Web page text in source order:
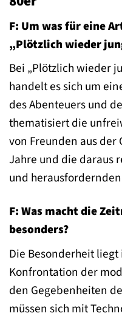
F: Um was für eine
„Plötzlich wieder
Bei „Plötzlich wieder
handelt es sich um
des Abenteuers und
thematisiert die
von Freunden aus
Jahre und die daraus
und
F: Was macht die
besonders?
Die Besonderheit
Konfrontation der
den Gegebenheiten
müssen sich mit